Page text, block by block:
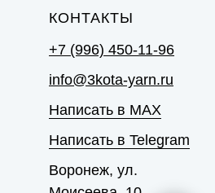
КОНТАКТЫ
+7 (996) 450-11-96
info@3kota-yarn.ru
Написать в MAX
Написать в Telegram
Воронеж, ул.